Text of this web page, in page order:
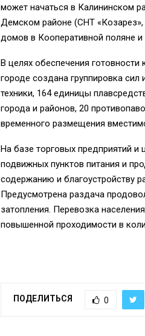
может начаться в Калининском
Демском районе (СНТ
домов в Кооперативной поляне и
В целях обеспечения
городе создана группировка
техники, 164 единицы
города и районов, 20
временного размещения
На базе торговых предприятий
подвижных пунктов питания и
содержанию и благоустройству
Предусмотрена раздача
затопления. Перевозка
повышенной проходимости в
ПОДЕЛИТЬСЯ 0